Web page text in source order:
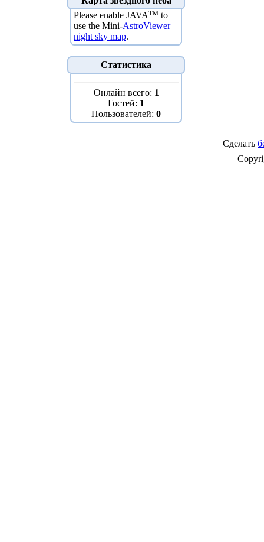
Please enable JAVATM to
use the Mini-AstroViewer
night sky map.
Статистика
Онлайн всего: 1
Гостей: 1
Пользователей: 0
Сделать